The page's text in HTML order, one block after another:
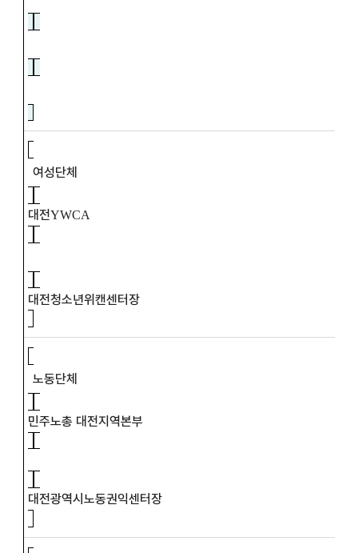
여성단체
대전YWCA
대전청소년위캔센터장
노동단체
민주노총 대전지역본부
대전광역시노동권익센터장